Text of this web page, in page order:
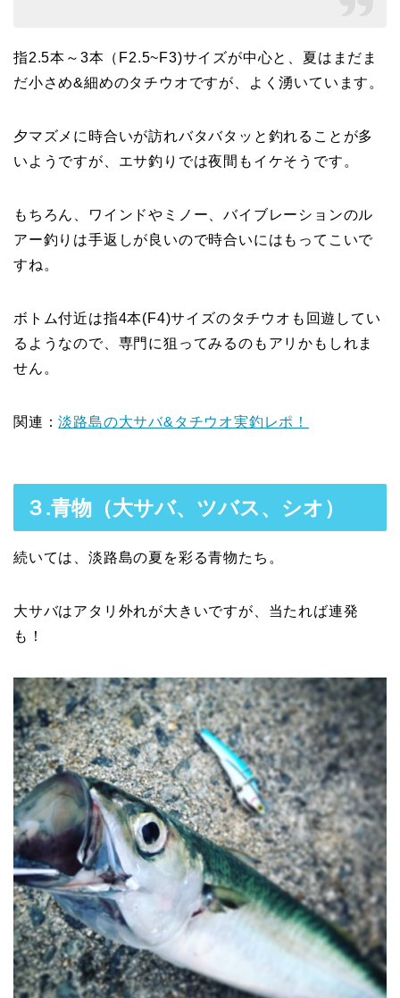
指2.5本～3本（F2.5~F3)サイズが中心と、夏はまだま
だ小さめ&細めのタチウオですが、よく湧いています。
夕マズメに時合いが訪れバタバタッと釣れることが多
いようですが、エサ釣りでは夜間もイケそうです。
もちろん、ワインドやミノー、バイブレーションのル
アー釣りは手返しが良いので時合いにはもってこいで
すね。
ボトム付近は指4本(F4)サイズのタチウオも回遊してい
るようなので、専門に狙ってみるのもアリかもしれま
せん。
関連：淡路島の大サバ&タチウオ実釣レポ！
３.青物（大サバ、ツバス、シオ）
続いては、淡路島の夏を彩る青物たち。
大サバはアタリ外れが大きいですが、当たれば連発
も！